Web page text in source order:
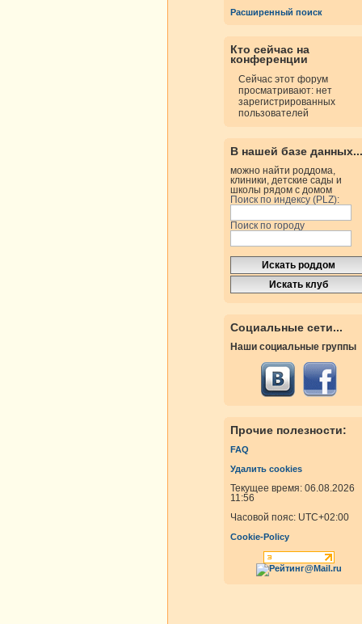
Расширенный поиск
Кто сейчас на
конференции
Сейчас этот форум
просматривают: нет
зарегистрированных
пользователей
В нашей базе данных...
можно найти роддома,
клиники, детские сады и
школы рядом с домом
Поиск по индексу (PLZ):
Поиск по городу
Социальные сети...
Наши социальные группы
Прочие полезности:
FAQ
Удалить cookies
Текущее время: 06.08.2026
11:56
Часовой пояс: UTC+02:00
Cookie-Policy